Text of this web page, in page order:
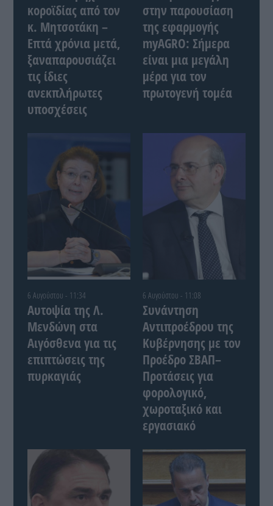
κοροϊδίας από τον
κ. Μητσοτάκη –
Επτά χρόνια μετά,
ξαναπαρουσιάζει
τις ίδιες
ανεκπλήρωτες
υποσχέσεις
στην παρουσίαση
της εφαρμογής
myAGRO: Σήμερα
είναι μια μεγάλη
μέρα για τον
πρωτογενή τομέα
6 Αυγούστου - 11:34
Αυτοψία της Λ.
Μενδώνη στα
Αιγόσθενα για τις
επιπτώσεις της
πυρκαγιάς
6 Αυγούστου - 11:08
Συνάντηση
Αντιπροέδρου της
Κυβέρνησης με τον
Προέδρο ΣΒΑΠ–
Προτάσεις για
φορολογικό,
χωροταξικό και
εργασιακό